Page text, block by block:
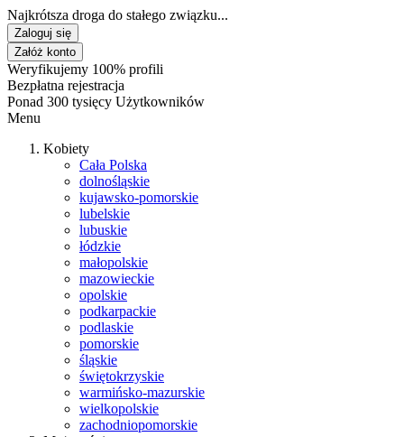
Najkrótsza droga do stałego związku...
Zaloguj się
Załóż konto
Weryfikujemy 100% profili
Bezpłatna rejestracja
Ponad 300 tysięcy Użytkowników
Menu
Kobiety
Cała Polska
dolnośląskie
kujawsko-pomorskie
lubelskie
lubuskie
łódzkie
małopolskie
mazowieckie
opolskie
podkarpackie
podlaskie
pomorskie
śląskie
świętokrzyskie
warmińsko-mazurskie
wielkopolskie
zachodniopomorskie